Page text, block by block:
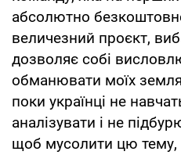
абсолютно
величезний проєкт,
дозволяє собі
обманювати моїх
поки українці не
аналізувати і не
щоб мусолити цю